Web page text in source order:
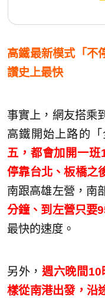
高鐵最新模式「不
讚史上最快
事實上，網友搭乘
高鐵開始上路的「
五，都會加開一班
停靠台北、板橋之
南跟高雄左營，南
分鐘、到左營只要
最快的速度。
另外，週六晚間10
樣從南港出發，沿